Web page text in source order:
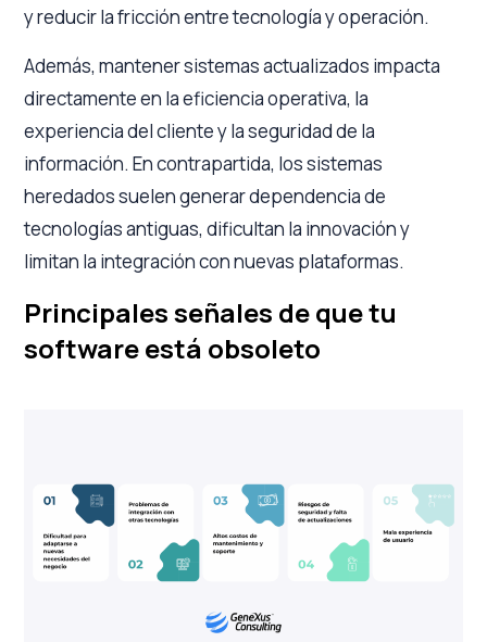
y reducir la fricción entre tecnología y operación.
Además, mantener sistemas actualizados impacta
directamente en la eficiencia operativa, la
experiencia del cliente y la seguridad de la
información. En contrapartida, los sistemas
heredados suelen generar dependencia de
tecnologías antiguas, dificultan la innovación y
limitan la integración con nuevas plataformas.
Principales señales de que tu
software está obsoleto